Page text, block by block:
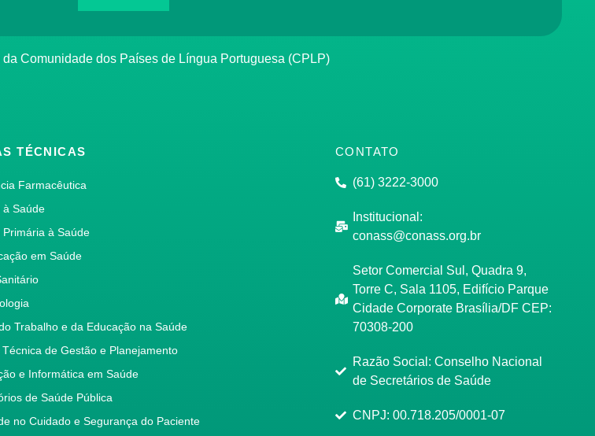
da Comunidade dos Países de Língua Portuguesa (CPLP)
TÉCNICAS
Farmacêutica
à Saúde
Primária à Saúde
em Saúde
Trabalho e da Educação na Saúde
de Gestão e Planejamento
e Informática em Saúde
de Saúde Pública
no Cuidado e Segurança do Paciente
CONTATO
(61) 3222-3000
Institucional:
conass@conass.org.br
Setor Comercial Sul, Quadra 9,
Torre C, Sala 1105, Edifício Parque
Cidade Corporate Brasília/DF CEP:
70308-200
Razão Social: Conselho Nacional
de Secretários de Saúde
CNPJ: 00.718.205/0001-07